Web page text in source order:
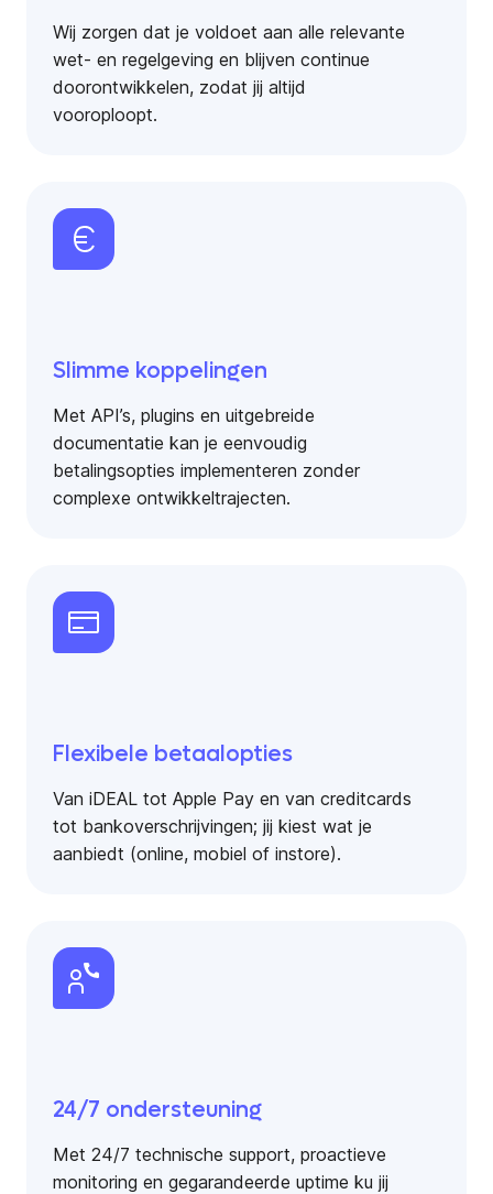
Wij zorgen dat je voldoet aan alle relevante
wet- en regelgeving en blijven continue
doorontwikkelen, zodat jij altijd
vooroploopt.
Slimme koppelingen
Met API’s, plugins en uitgebreide
documentatie kan je eenvoudig
betalingsopties implementeren zonder
complexe ontwikkeltrajecten.
Flexibele betaalopties
Van iDEAL tot Apple Pay en van creditcards
tot bankoverschrijvingen; jij kiest wat je
aanbiedt (online, mobiel of instore).
24/7 ondersteuning
Met 24/7 technische support, proactieve
monitoring en gegarandeerde uptime ku jij